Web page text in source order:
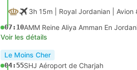
3h 15m | Royal Jordanian Avion
07:10AMM Reine Aliya Amman En
Voir les détails
Le Moins Cher
04:55SHJ Aéroport de Charjah